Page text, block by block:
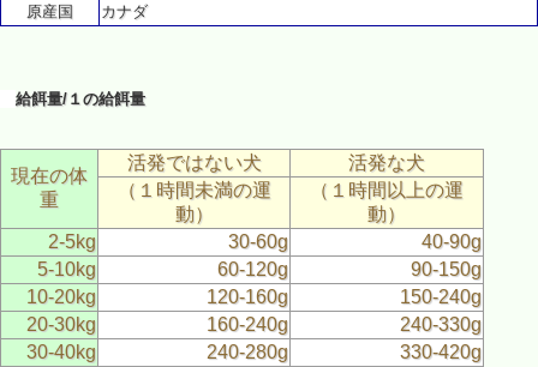
原産国 カナダ
給餌量/１の給餌量
現在の体
重
活発ではない犬
活発な犬
（１時間未満の運
動）
（１時間以上の運
動）
2-5kg
30-60g
40-90g
5-10kg
60-120g
90-150g
10-20kg
120-160g
150-240g
20-30kg
160-240g
240-330g
30-40kg
240-280g
330-420g